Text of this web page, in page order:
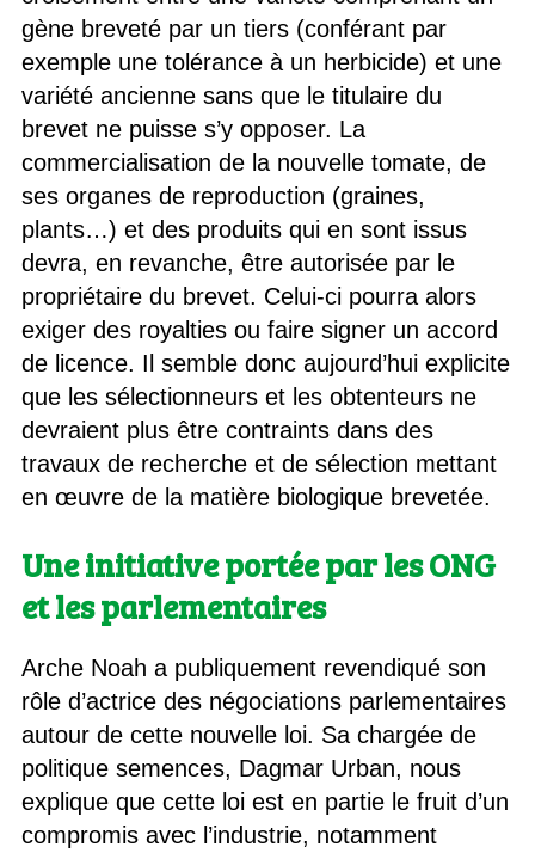
gène breveté par un tiers (conférant par
exemple une tolérance à un herbicide) et une
variété ancienne sans que le titulaire du
brevet ne puisse s’y opposer. La
commercialisation de la nouvelle tomate, de
ses organes de reproduction (graines,
plants…) et des produits qui en sont issus
devra, en revanche, être autorisée par le
propriétaire du brevet. Celui-ci pourra alors
exiger des royalties ou faire signer un accord
de licence. Il semble donc aujourd’hui explicite
que les sélectionneurs et les obtenteurs ne
devraient plus être contraints dans des
travaux de recherche et de sélection mettant
en œuvre de la matière biologique brevetée.
Une initiative portée par les ONG
et les parlementaires
Arche Noah a publiquement revendiqué son
rôle d’actrice des négociations parlementaires
autour de cette nouvelle loi. Sa chargée de
politique semences, Dagmar Urban, nous
explique que cette loi est en partie le fruit d’un
compromis avec l’industrie, notamment